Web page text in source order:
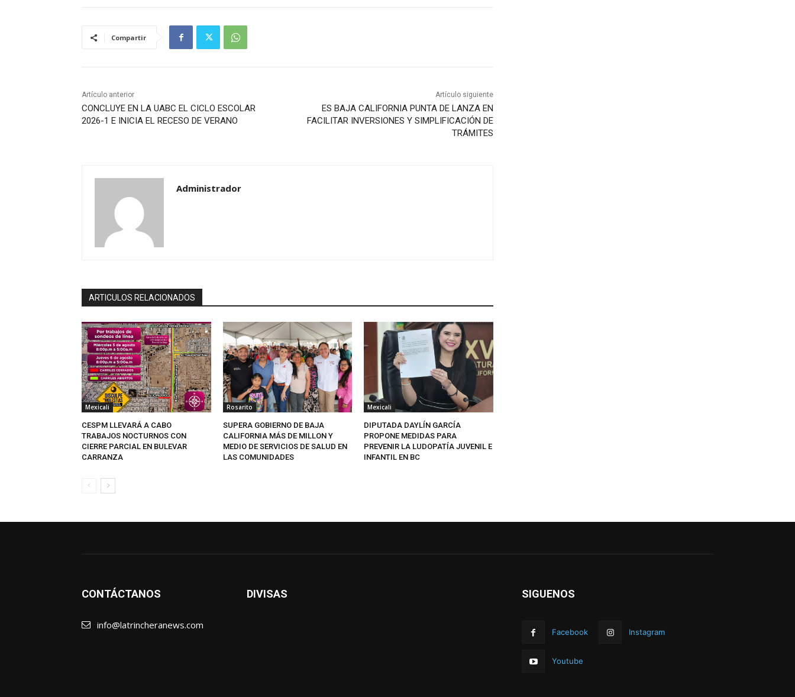
Compartir
Artículo anterior
CONCLUYE EN LA UABC EL CICLO ESCOLAR
2026-1 E INICIA EL RECESO DE VERANO
Artículo siguiente
ES BAJA CALIFORNIA PUNTA DE LANZA EN
FACILITAR INVERSIONES Y SIMPLIFICACIÓN DE
TRÁMITES
Administrador
ARTICULOS RELACIONADOS
Mexicali
CESPM LLEVARÁ A CABO
TRABAJOS NOCTURNOS CON
CIERRE PARCIAL EN BULEVAR
CARRANZA
Rosarito
SUPERA GOBIERNO DE BAJA
CALIFORNIA MÁS DE MILLON Y
MEDIO DE SERVICIOS DE SALUD EN
LAS COMUNIDADES
Mexicali
DIPUTADA DAYLÍN GARCÍA
PROPONE MEDIDAS PARA
PREVENIR LA LUDOPATÍA JUVENIL E
INFANTIL EN BC
CONTÁCTANOS
info@latrincheranews.com
DIVISAS SIGUENOS
Facebook Instagram
Youtube